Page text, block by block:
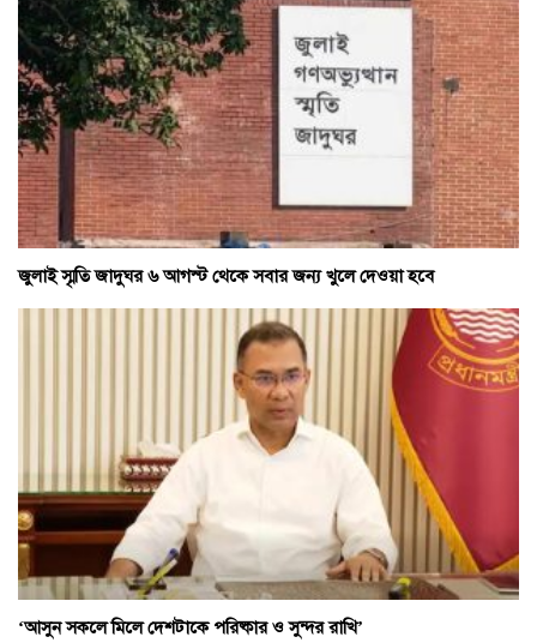
জুলাই স্মৃতি জাদুঘর ৬ আগস্ট থেকে সবার জন্য খুলে দেওয়া হবে
‘আসুন সকলে মিলে দেশটাকে পরিষ্কার ও সুন্দর রাখি’